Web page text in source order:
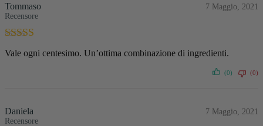
Tommaso
Recensore
7 Maggio, 2021
Valutato
su
5
Vale ogni centesimo. Un’ottima combinazione di ingredienti.
(0) (0)
Daniela
Recensore
7 Maggio, 2021